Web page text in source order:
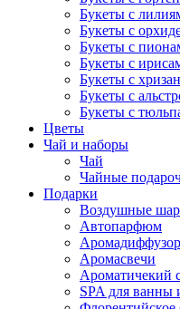
Букеты с
Букеты с
Букеты с
Букеты с
Букеты с
Букеты с
Букеты с
Цветы
Чай и наборы
Чай
Чайные
Подарки
Воздушные
Автопарфюм
Аромасвечи
Ароматичекий
SPA для ванны